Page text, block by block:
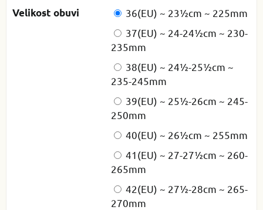
Velikost obuvi
36(EU) ~ 23½cm ~ 225mm
37(EU) ~ 24-24½cm ~ 230-
235mm
38(EU) ~ 24½-25½cm ~
235-245mm
39(EU) ~ 25½-26cm ~ 245-
250mm
40(EU) ~ 26½cm ~ 255mm
41(EU) ~ 27-27½cm ~ 260-
265mm
42(EU) ~ 27½-28cm ~ 265-
270mm